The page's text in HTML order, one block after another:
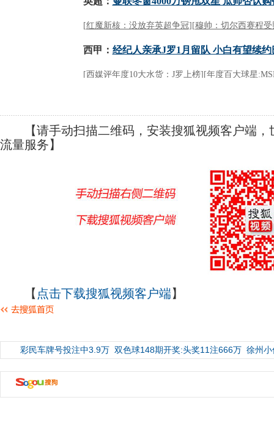
【请手动扫描二维码，安装搜狐视频客户端，
流量服务】
【 点击下载搜狐视频客户端】
彩民车牌号投注中3.9万 双色球148期开奖:头奖11注666万 徐州